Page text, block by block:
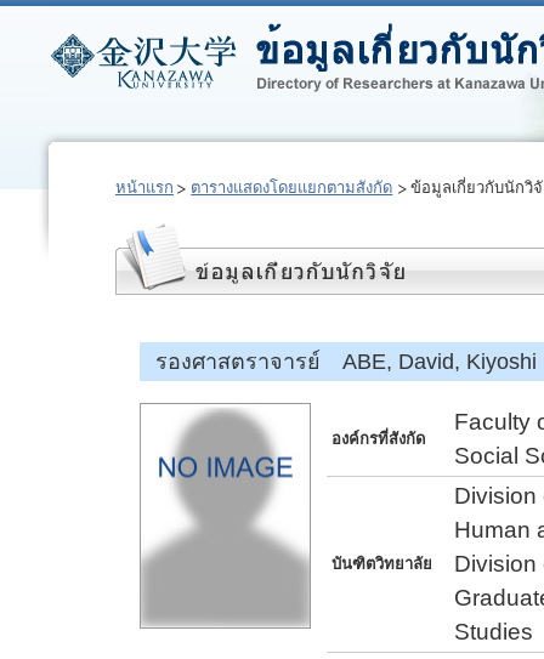
หน้าแรก ตารางแสดงโดยแยกตามสังกัด ข้อมูลเกี่ยวกับนักวิ
รองศาสตราจารย์ ABE, David, Kiyoshi
องค์กรที่สังกัด
Faculty
Social
บันฑิตวิทยาลัย
Division
Human
Division
Studies